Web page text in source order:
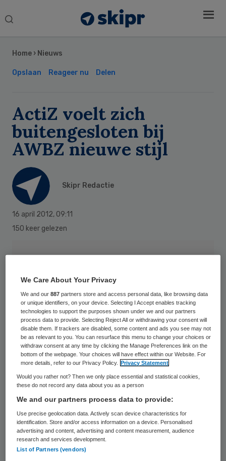
Search
Home › Nieuws
Opslaan Reageer nu Delen
ActiZ voelt zich
buitengesloten bij
AWBZ nieuwe stijl
Skipr Redactie
16 april 2012, 09:11
150 keer gelezen
Branchevereniging ActiZ voelt zich
buitenspel gezet bij de nieuwe uitvoering
van de AWBZ. Ondanks een eerdere brief
Sidebar
We Care About Your Privacy
We and our887 partners store and access personal data, like browsing data
or unique identifiers, on your device. Selecting I Accept enables tracking
technologies to support the purposes shown under we and our partners
process data to provide. Selecting Reject All or withdrawing your consent will
disable them. If trackers are disabled, some content and ads you see may not
be as relevant to you. You can resurface this menu to change your choices or
withdraw consent at any time by clicking the Manage Preferences link on the
bottom of the webpage. Your choices will have effect within our Website. For
more details, refer to our Privacy Policy.
Privacy Statement
Would you rather not? Then we only place essential and statistical cookies,
these do not record any data about you as a person
We and our partners process data to provide:
Use precise geolocation data. Actively scan device characteristics for
identification. Store and/or access information on a device. Personalised
advertising and content, advertising and content measurement, audience
research and services development.
List of Partners (vendors)